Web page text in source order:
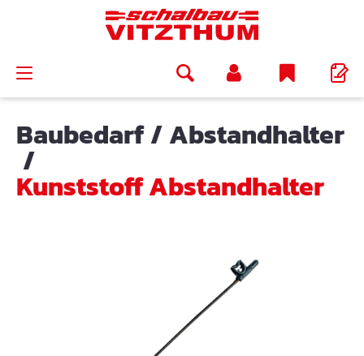
Baubedarf/Abstandhalter
/
Kunststoff Abstandhalter